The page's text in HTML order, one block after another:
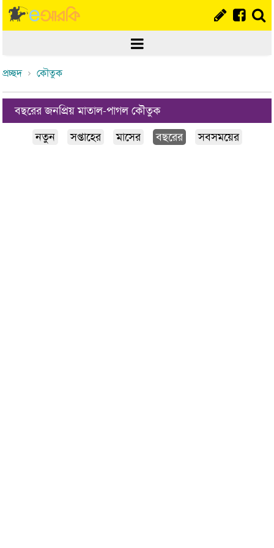
প্রচ্ছদ কৌতুক
বছরের জনপ্রিয় মাতাল-পাগল কৌতুক
নতুন
সপ্তাহের মাসের বছরের সবসময়ের